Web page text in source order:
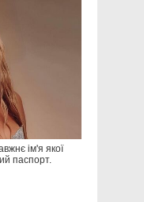
ім'я якої
паспорт.